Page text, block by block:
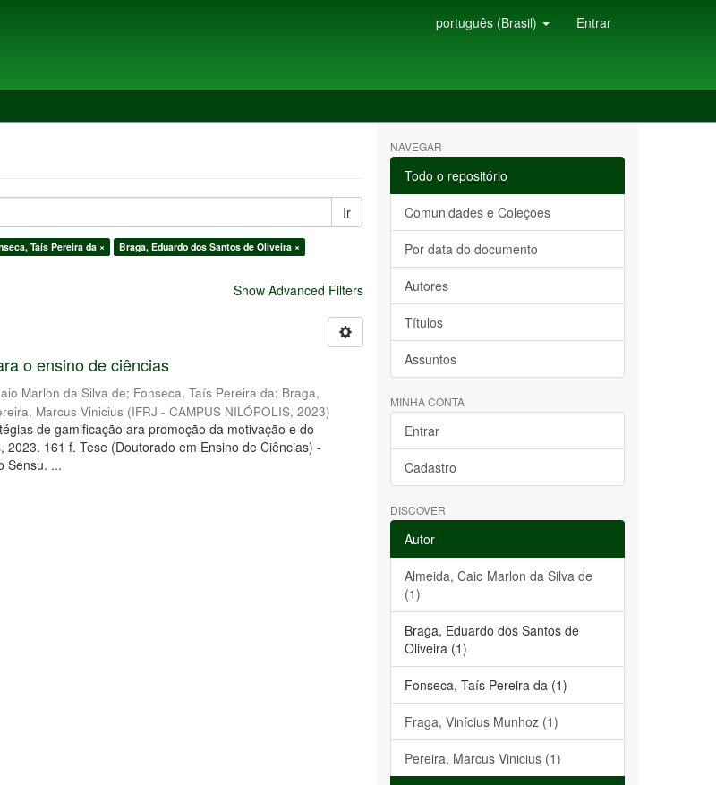
português (Brasil) Entrar
Ir
Taís Pereira da ×
Braga, Eduardo dos Santos de Oliveira ×
Show Advanced Filters
o ensino de ciências
Marlon da Silva de; Fonseca, Taís Pereira da; Braga,
Marcus Vinicius (IFRJ - CAMPUS NILÓPOLIS,2023)
de gamificação ara promoção da motivação e do
161 f. Tese (Doutorado em Ensino de Ciências) -
Sensu. ...
NAVEGAR
Todo o repositório
Comunidades e Coleções
Por data do documento
Autores
Títulos
Assuntos
MINHA CONTA
Entrar
Cadastro
DISCOVER
Autor
Almeida, Caio Marlon da Silva de
(1)
Braga, Eduardo dos Santos de
Oliveira (1)
Fonseca, Taís Pereira da (1)
Fraga, Vinícius Munhoz (1)
Pereira, Marcus Vinicius (1)